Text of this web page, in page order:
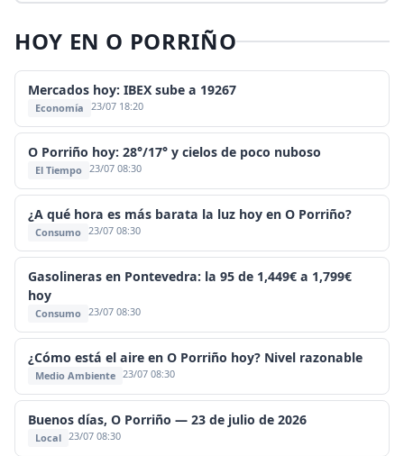
HOY EN O PORRIÑO
Mercados hoy: IBEX sube a 19267
Economía 23/07 18:20
O Porriño hoy: 28°/17° y cielos de poco nuboso
El Tiempo 23/07 08:30
¿A qué hora es más barata la luz hoy en O Porriño?
Consumo 23/07 08:30
Gasolineras en Pontevedra: la 95 de 1,449€ a 1,799€
hoy
Consumo 23/07 08:30
¿Cómo está el aire en O Porriño hoy? Nivel razonable
Medio Ambiente 23/07 08:30
Buenos días, O Porriño — 23 de julio de 2026
Local 23/07 08:30